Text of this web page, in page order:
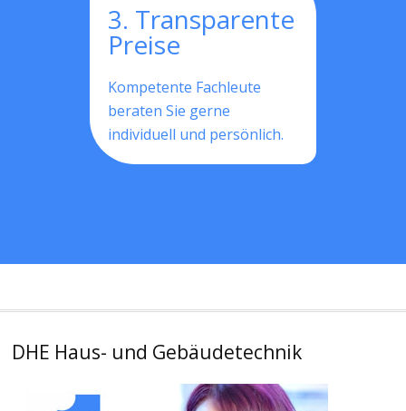
3. Transparente
Preise
Kompetente Fachleute
beraten Sie gerne
individuell und persönlich.
DHE Haus- und Gebäudetechnik